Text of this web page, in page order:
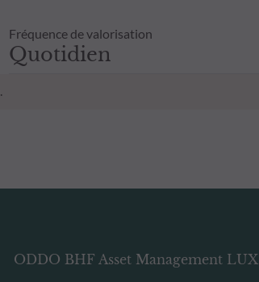
Fréquence de valorisation
Quotidien
ODDO BHF Asset Management LUX